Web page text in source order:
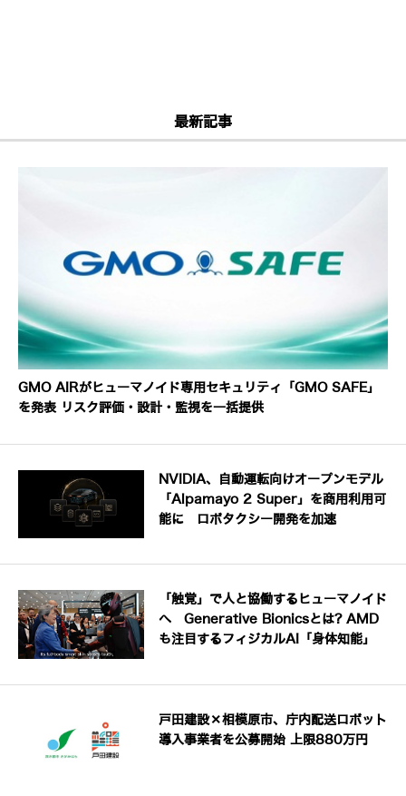
最新記事
GMO AIRがヒューマノイド専用セキュリティ「GMO SAFE」
を発表 リスク評価・設計・監視を一括提供
NVIDIA、自動運転向けオープンモデル
「Alpamayo 2 Super」を商用利用可
能に ロボタクシー開発を加速
「触覚」で人と協働するヒューマノイド
へ Generative Bionicsとは? AMD
も注目するフィジカルAI「身体知能」
戸田建設×相模原市、庁内配送ロボット
導入事業者を公募開始 上限880万円